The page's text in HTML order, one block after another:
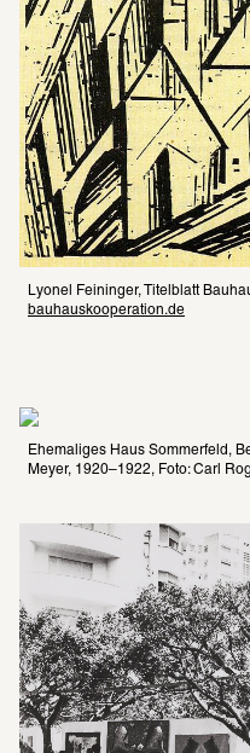
bauhauskooperation.de
Ehemaliges Haus Sommerfeld,
Meyer, 1920–1922, Foto: Carl